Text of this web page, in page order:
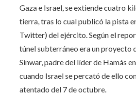
Gaza e Israel, se extiende cuatro
tierra, tras lo cual publicó la pista
Twitter) del ejército. Según el
túnel subterráneo era un proyecto
Sinwar, padre del líder de Hamás
cuando Israel se percató de ello
atentado del 7 de octubre.